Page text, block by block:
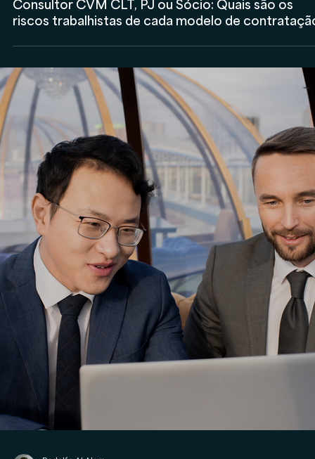
Rodolfo Al Alam
24 de mar. de 2025
Consultor CVM
Consultor CVM CLT, PJ ou Sócio: Quais são os
riscos trabalhistas de cada modelo de